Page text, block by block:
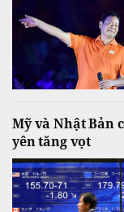
Mỹ và Nhật Bản
yên tăng vọt